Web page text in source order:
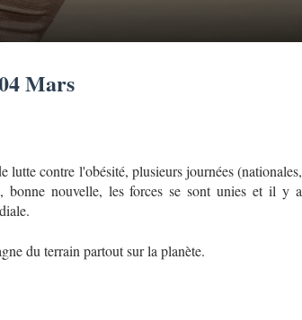
Mars
lutte contre l'obésité, plusieurs journées (nationales,
bonne nouvelle, les forces se sont unies et il y a
du terrain partout sur la planète.